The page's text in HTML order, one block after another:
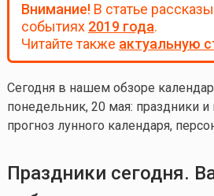
Внимание!В статье
событиях 2019 года.
Читайте также актуальную
Сегодня в нашем обзоре
понедельник, 20 мая: праздники
прогноз лунного календаря,
Праздники сегодня.